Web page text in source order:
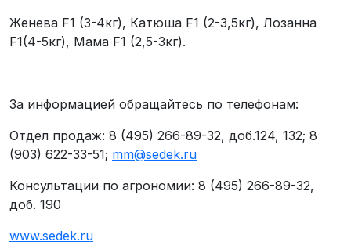
Женева F1 (3-4кг), Катюша F1 (2-3,5кг), Лозанна
F1(4-5кг), Мама F1 (2,5-3кг).
За информацией обращайтесь по телефонам:
Отдел продаж: 8 (495) 266-89-32, доб.124, 132; 8
(903) 622-33-51; mm@sedek.ru
Консультации по агрономии: 8 (495) 266-89-32,
доб. 190
www.sedek.ru